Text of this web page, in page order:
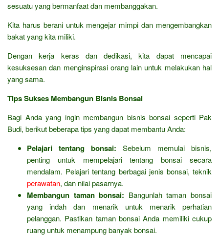
sesuatu yang bermanfaat dan membanggakan.
Kita harus berani untuk mengejar mimpi dan mengembangkan
bakat yang kita miliki.
Dengan kerja keras dan dedikasi, kita dapat mencapai
kesuksesan dan menginspirasi orang lain untuk melakukan hal
yang sama.
Tips Sukses Membangun Bisnis Bonsai
Bagi Anda yang ingin membangun bisnis bonsai seperti Pak
Budi, berikut beberapa tips yang dapat membantu Anda:
Pelajari tentang bonsai: Sebelum memulai bisnis,
penting untuk mempelajari tentang bonsai secara
mendalam. Pelajari tentang berbagai jenis bonsai, teknik
perawatan, dan nilai pasarnya.
Membangun taman bonsai: Bangunlah taman bonsai
yang indah dan menarik untuk menarik perhatian
pelanggan. Pastikan taman bonsai Anda memiliki cukup
ruang untuk menampung banyak bonsai.